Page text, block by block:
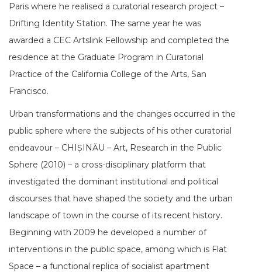
Paris where he realised a curatorial research project –
Drifting Identity Station. The same year he was
awarded a CEC Artslink Fellowship and completed the
residence at the Graduate Program in Curatorial
Practice of the California College of the Arts, San
Francisco.
Urban transformations and the changes occurred in the
public sphere where the subjects of his other curatorial
endeavour – CHIȘINĂU – Art, Research in the Public
Sphere (2010) – a cross-disciplinary platform that
investigated the dominant institutional and political
discourses that have shaped the society and the urban
landscape of town in the course of its recent history.
Beginning with 2009 he developed a number of
interventions in the public space, among which is Flat
Space – a functional replica of socialist apartment